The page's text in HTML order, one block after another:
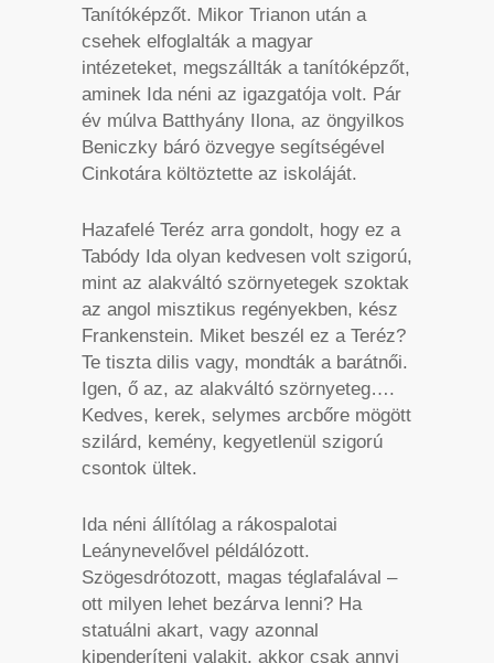
Tanítóképzőt. Mikor Trianon után a
csehek elfoglalták a magyar
intézeteket, megszállták a tanítóképzőt,
aminek Ida néni az igazgatója volt. Pár
év múlva Batthyány Ilona, az öngyilkos
Beniczky báró özvegye segítségével
Cinkotára költöztette az iskoláját.
Hazafelé Teréz arra gondolt, hogy ez a
Tabódy Ida olyan kedvesen volt szigorú,
mint az alakváltó szörnyetegek szoktak
az angol misztikus regényekben, kész
Frankenstein. Miket beszél ez a Teréz?
Te tiszta dilis vagy, mondták a barátnői.
Igen, ő az, az alakváltó szörnyeteg….
Kedves, kerek, selymes arcbőre mögött
szilárd, kemény, kegyetlenül szigorú
csontok ültek.
Ida néni állítólag a rákospalotai
Leánynevelővel példálózott.
Szögesdrótozott, magas téglafalával –
ott milyen lehet bezárva lenni? Ha
statuálni akart, vagy azonnal
kipenderíteni valakit, akkor csak annyi